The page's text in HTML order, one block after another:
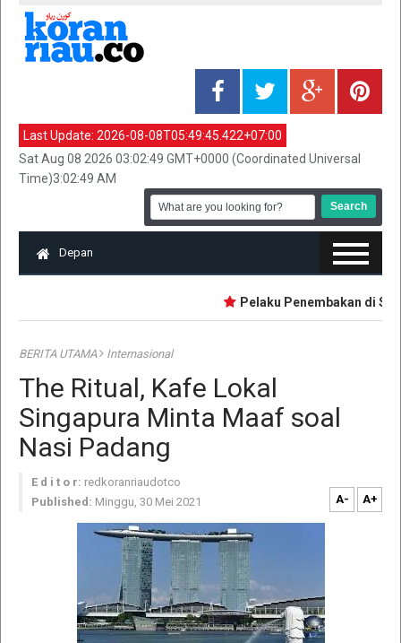
Last Update: 2026-08-08T05:49:45.422+07:00
Sat Aug 08 2026 03:02:49 GMT+0000 (Coordinated Universal
Time)3:02:49 AM
Depan
Pelaku Penembakan di
BERITA UTAMA Internasional
The Ritual, Kafe Lokal
Singapura Minta Maaf soal
Nasi Padang
E d i t o r: redkoranriaudotco
Published: Minggu, 30 Mei 2021 A- A+